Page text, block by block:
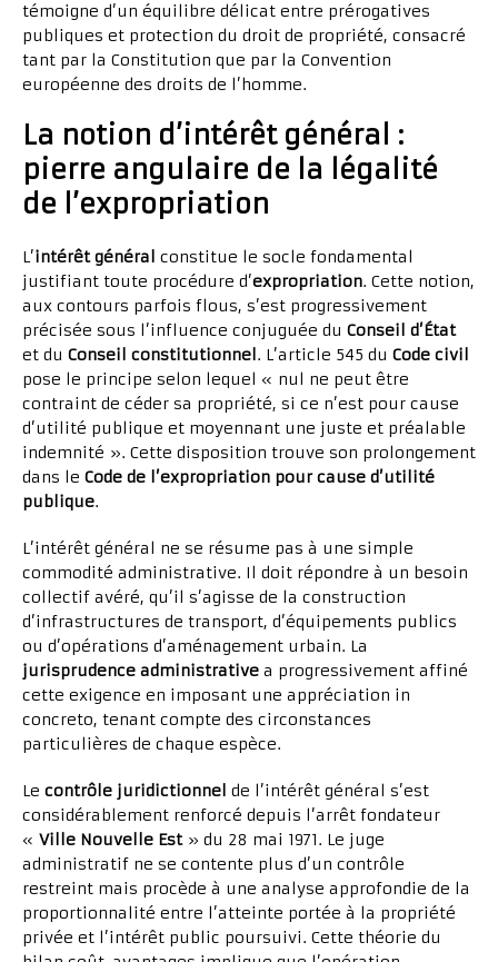
témoigne d’un équilibre délicat entre prérogatives
publiques et protection du droit de propriété, consacré
tant par la Constitution que par la Convention
européenne des droits de l’homme.
La notion d’intérêt général :
pierre angulaire de la légalité
de l’expropriation
L’intérêt général constitue le socle fondamental
justifiant toute procédure d’expropriation. Cette notion,
aux contours parfois flous, s’est progressivement
précisée sous l’influence conjuguée du Conseil d’État
et du Conseil constitutionnel . L’article 545 du Code civil
pose le principe selon lequel « nul ne peut être
contraint de céder sa propriété, si ce n’est pour cause
d’utilité publique et moyennant une juste et préalable
indemnité ». Cette disposition trouve son prolongement
dans le Code de l’expropriation pour cause d’utilité
publique.
L’intérêt général ne se résume pas à une simple
commodité administrative. Il doit répondre à un besoin
collectif avéré, qu’il s’agisse de la construction
d’infrastructures de transport, d’équipements publics
ou d’opérations d’aménagement urbain. La
jurisprudence administrative a progressivement affiné
cette exigence en imposant une appréciation in
concreto, tenant compte des circonstances
particulières de chaque espèce.
Le contrôle juridictionnel de l’intérêt général s’est
considérablement renforcé depuis l’arrêt fondateur
« Ville Nouvelle Est» du 28 mai 1971. Le juge
administratif ne se contente plus d’un contrôle
restreint mais procède à une analyse approfondie de la
proportionnalité entre l’atteinte portée à la propriété
privée et l’intérêt public poursuivi. Cette théorie du